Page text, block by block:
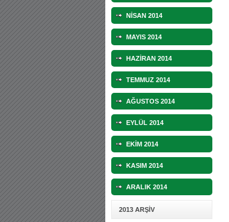
NİSAN 2014
MAYIS 2014
HAZİRAN 2014
TEMMUZ 2014
AĞUSTOS 2014
EYLÜL 2014
EKİM 2014
KASIM 2014
ARALIK 2014
2013 ARŞİV